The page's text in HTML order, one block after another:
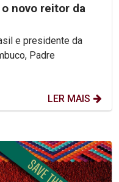
novo reitor da
e presidente da
Padre
LER MAIS